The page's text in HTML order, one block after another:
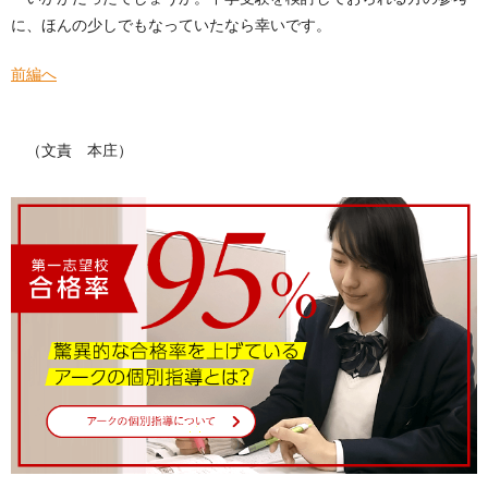
に、ほんの少しでもなっていたなら幸いです。
前編へ
（文責 本庄）